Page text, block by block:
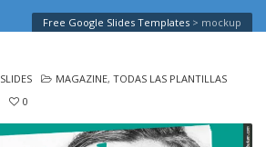
Free Google Slides Templates > mockup
SLIDES MAGAZINE, TODAS LAS PLANTILLAS
0